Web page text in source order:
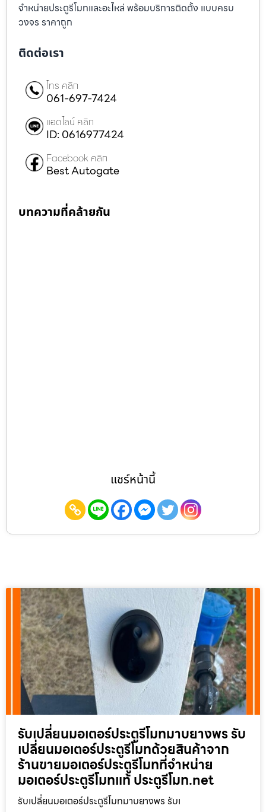
จำหน่ายประตูรีโมทและอะไหล่ พร้อมบริการติดตั้ง แบบครบ
วงจร ราคาถูก
ติดต่อเรา
โทร คลิก
061-697-7424
แอดไลน์ คลิก
ID: 0616977424
Facebook คลิก
Best Autogate
บทความที่คล้ายกัน
แชร์หน้านี้
รับเปลี่ยนมอเตอร์ประตูรีโมทมาบยางพร รับ
เปลี่ยนมอเตอร์ประตูรีโมทด้วยสินค้าจาก
ร้านขายมอเตอร์ประตูรีโมทที่จำหน่าย
มอเตอร์ประตูรีโมทแท้ ประตูรีโมท.net
รับเปลี่ยนมอเตอร์ประตูรีโมทมาบยางพร รับเ